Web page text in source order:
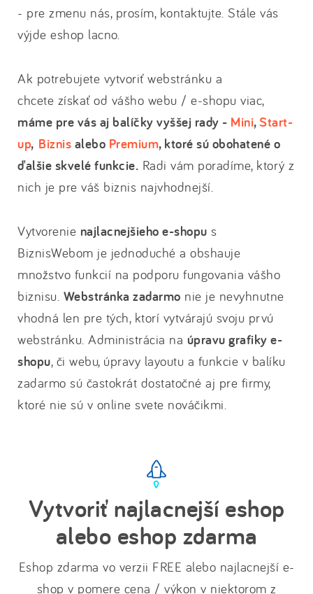
- pre zmenu nás, prosím, kontaktujte. Stále vás
výjde eshop lacno.
Ak potrebujete vytvoriť webstránku a
chcete získať od vášho webu / e-shopu viac,
máme pre vás aj balíčky vyššej rady - Mini,Start-
up, Biznis alebo Premium, ktoré sú obohatené o
ďalšie skvelé funkcie. Radi vám poradíme, ktorý z
nich je pre váš biznis najvhodnejší.
Vytvorenie najlacnejšieho e-shopu s
BiznisWebom je jednoduché a obshauje
množstvo funkcií na podporu fungovania vášho
biznisu. Webstránka zadarmo nie je nevyhnutne
vhodná len pre tých, ktorí vytvárajú svoju prvú
webstránku. Administrácia na úpravu grafiky e-
shopu, či webu, úpravy layoutu a funkcie v balíku
zadarmo sú častokrát dostatočné aj pre firmy,
ktoré nie sú v online svete nováčikmi.
Vytvoriť najlacnejší eshop
alebo eshop zdarma
Eshop zdarma vo verzii FREE alebo najlacnejší e-
shop v pomere cena / výkon v niektorom z